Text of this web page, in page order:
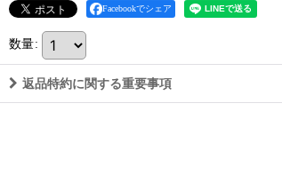
Facebookでシェア
数量:
返品特約に関する重要事項